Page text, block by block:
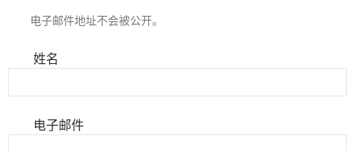
电子邮件地址不会被公开。
姓名
电子邮件